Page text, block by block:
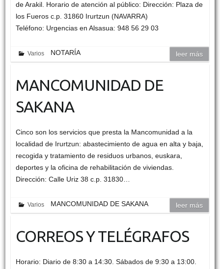
de Arakil. Horario de atención al público: Dirección: Plaza de
los Fueros c.p. 31860 Irurtzun (NAVARRA)
Teléfono: Urgencias en Alsasua: 948 56 29 03
Varios NOTARÍA leer más
MANCOMUNIDAD DE
SAKANA
Cinco son los servicios que presta la Mancomunidad a la
localidad de Irurtzun: abastecimiento de agua en alta y baja,
recogida y tratamiento de residuos urbanos, euskara,
deportes y la oficina de rehabilitación de viviendas.
Dirección: Calle Uriz 38 c.p. 31830…
Varios MANCOMUNIDAD DE SAKANA leer más
CORREOS Y TELÉGRAFOS
Horario: Diario de 8:30 a 14:30. Sábados de 9:30 a 13:00.